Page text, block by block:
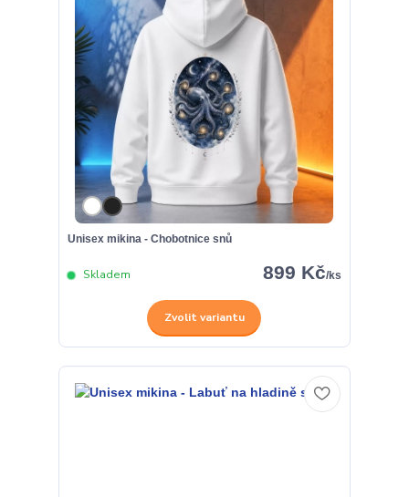
Unisex mikina - Chobotnice snů
899 Kč/ks
Skladem
Zvolit variantu